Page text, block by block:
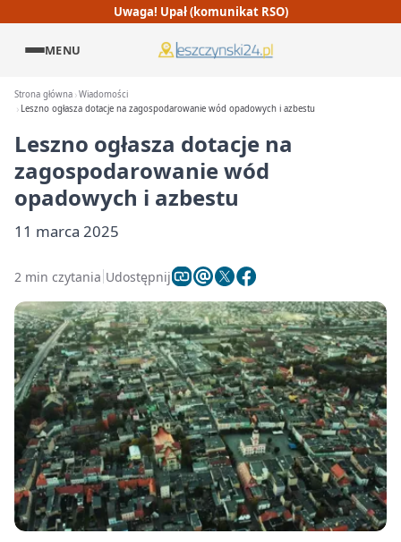
Uwaga! Upał (komunikat RSO)
MENU
Strona główna Wiadomości
Leszno ogłasza dotacje na zagospodarowanie wód opadowych i azbestu
Leszno ogłasza dotacje na
zagospodarowanie wód
opadowych i azbestu
11 marca 2025
2 min czytania Udostępnij